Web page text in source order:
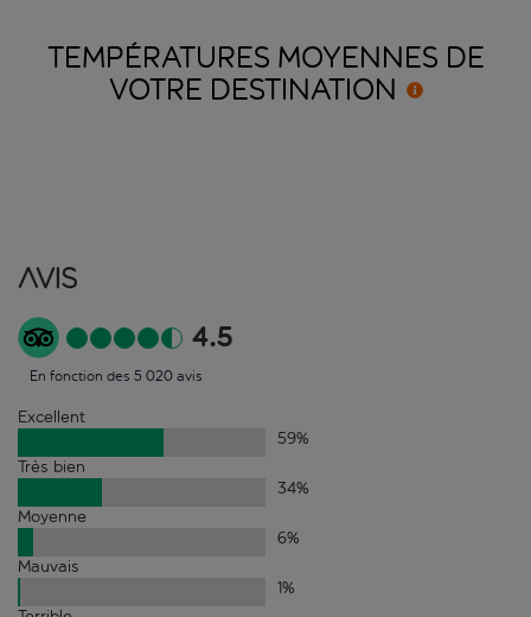
TEMPÉRATURES MOYENNES DE
VOTRE DESTINATION
Avis
4.5
En fonction des 5 020 avis
Excellent
59%
Très bien
34%
Moyenne
6%
Mauvais
1%